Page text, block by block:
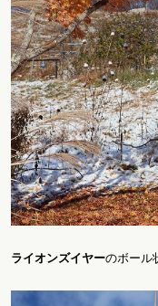
ライオンズイヤーのボール